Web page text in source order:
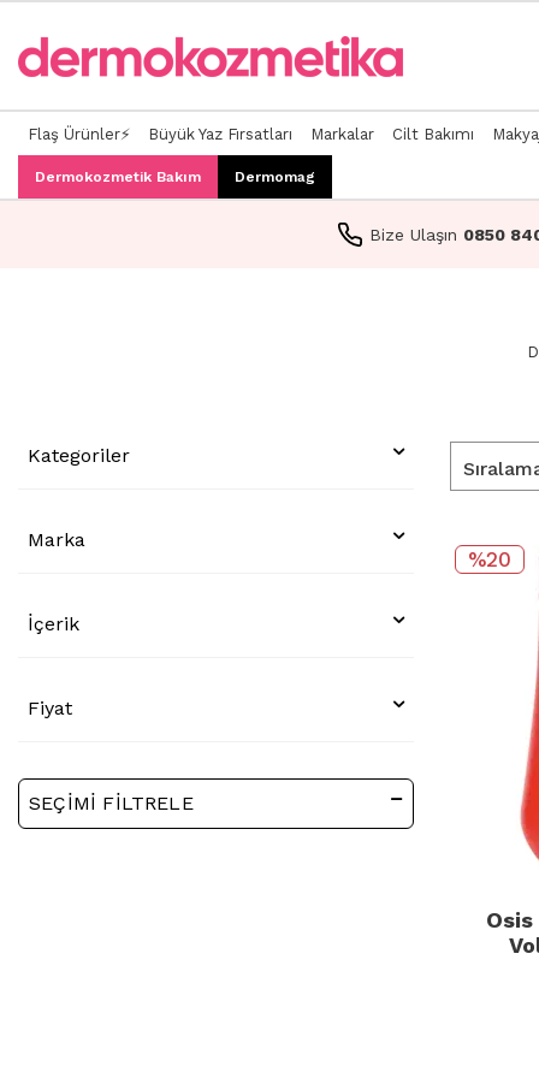
Flaş Ürünler⚡ Büyük Yaz Fırsatları Markalar Cilt Bakımı
Dermokozmetik Bakım Dermomag
Bize Ulaşın 0850
Kategoriler
Marka
İçerik
Fiyat
SEÇIMI FILTRELE
%20